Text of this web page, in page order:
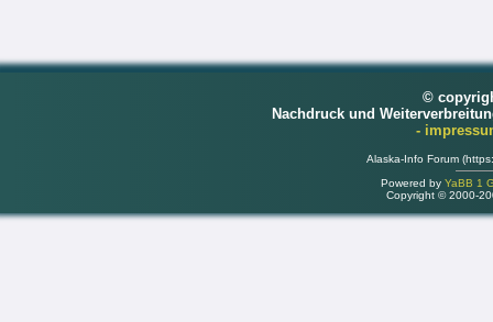
©
Nachdruck und
-
Alaska-Info Forum
Powered by YaBB 1
Copyright © 2000-